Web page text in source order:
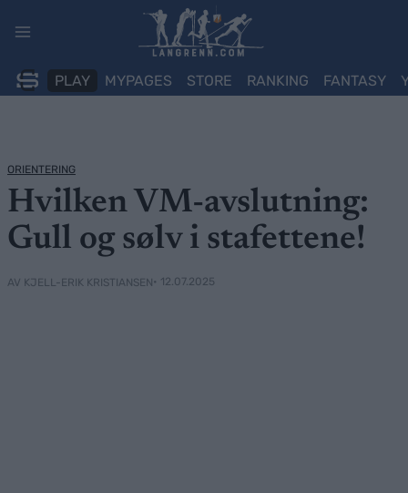
PLAY MYPAGES STORE RANKING FANTASY
ORIENTERING
Hvilken VM-avslutning:
Gull og sølv i stafettene!
AV KJELL-ERIK KRISTIANSEN• 12.07.2025